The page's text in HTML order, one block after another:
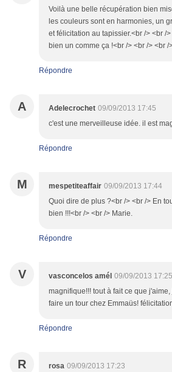
Voilà une belle récupération bien
les couleurs sont en harmonies, un
et félicitation au tapissier.<br /> <br /
bien un comme ça !<br /> <br /> <br
Répondre
A Adelecrochet 09/09/2013 17:45
c'est une merveilleuse idée. il est
Répondre
M mespetiteaffair 09/09/2013 17:44
Quoi dire de plus ?<br /> <br /> En
bien !!!<br /> <br /> Marie.
Répondre
V vasconcelos amél 09/09/2013 17:25
magnifique!!! tout à fait ce que
faire un tour chez Emmaüs!
Répondre
R rosa 09/09/2013 17:23